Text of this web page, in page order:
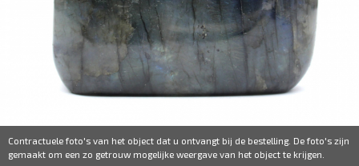
Contractuele foto's van het object dat u ontvangt bij de bestelling. De foto's zijn
gemaakt om een ​​zo getrouw mogelijke weergave van het object te krijgen.